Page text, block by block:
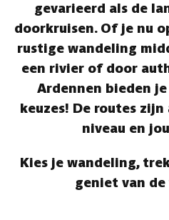
gevarieerd als de
doorkruisen. Of je nu
rustige wandeling
een rivier of door
Ardennen bieden
keuzes! De routes
niveau en
Kies je wandeling,
geniet van de